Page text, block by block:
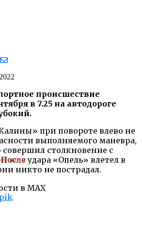
происшествие
в 7.25 на автодороге
при повороте влево не
выполняемого маневра,
совершил столкновение с
удара «Опель» влетел в
никто не пострадал.
в MAX